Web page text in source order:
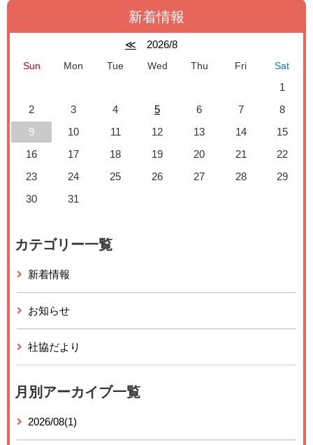
新着情報
≪ 2026/8
Sun Mon Tue Wed Thu Fri Sat
1
2
3 4 5 6 7
8
9
10 11 12 13 14
15
16
17 18 19 20 21
22
23
24 25 26 27 28
29
30
31
カテゴリー一覧
新着情報
お知らせ
社協だより
月別アーカイブ一覧
2026/08(1)